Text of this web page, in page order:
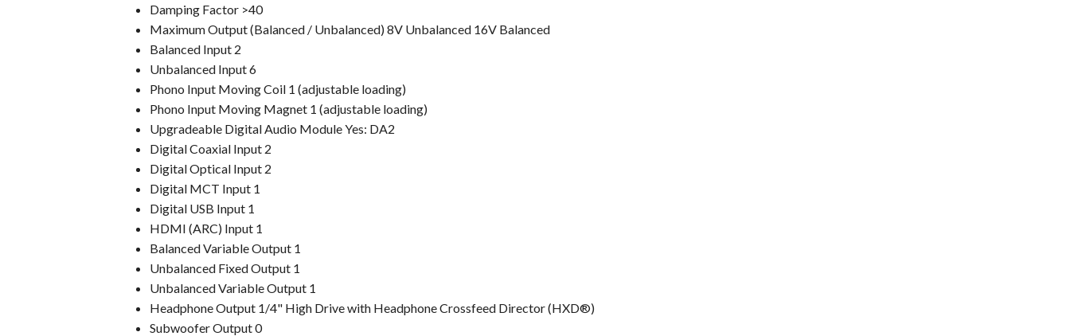
Damping Factor >40
Maximum Output (Balanced / Unbalanced) 8V Unbalanced 16V Balanced
Balanced Input 2
Unbalanced Input 6
Phono Input Moving Coil 1 (adjustable loading)
Phono Input Moving Magnet 1 (adjustable loading)
Upgradeable Digital Audio Module Yes: DA2
Digital Coaxial Input 2
Digital Optical Input 2
Digital MCT Input 1
Digital USB Input 1
HDMI (ARC) Input 1
Balanced Variable Output 1
Unbalanced Fixed Output 1
Unbalanced Variable Output 1
Headphone Output 1/4" High Drive with Headphone Crossfeed Director (HXD®)
Subwoofer Output 0